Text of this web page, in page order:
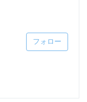
フォロー